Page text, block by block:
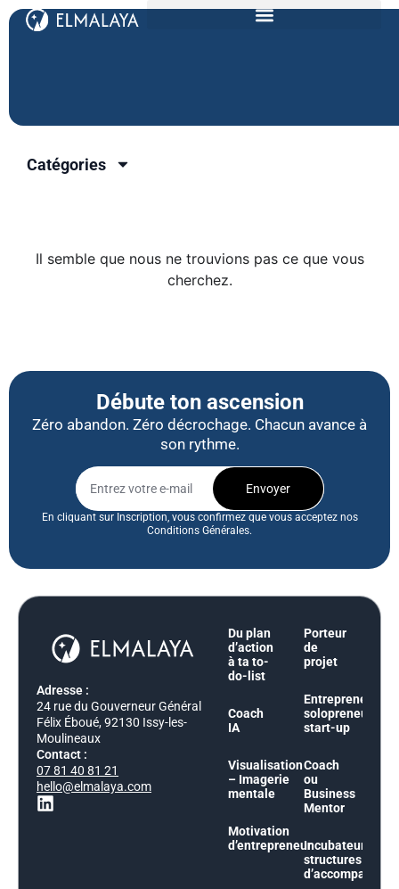
Catégories
Il semble que nous ne trouvions pas ce que vous
cherchez.
Débute ton ascension
Zéro abandon. Zéro décrochage. Chacun avance à
son rythme.
Envoyer
En cliquant sur Inscription, vous confirmez que vous acceptez nos
Conditions Générales.
Adresse :
24 rue du Gouverneur Général
Félix Éboué, 92130 Issy-les-
Moulineaux
Contact :
07 81 40 81 21
hello@elmalaya.com
Du plan
d’action
à ta to-
do-list
Coach
IA
Visualisation
– Imagerie
mentale
Motivation
d’entrepreneur
Porteur
de
projet
Entrepreneur,
solopreneur,
start-up
Coach
ou
Business
Mentor
Incubateurs et
structures